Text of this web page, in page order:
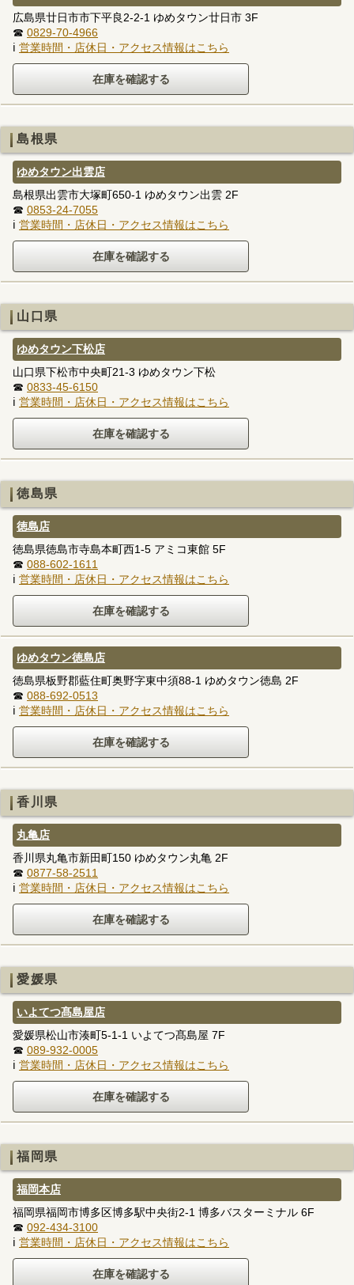
広島県廿日市市下平良2-2-1 ゆめタウン廿日市 3F
☎ 0829-70-4966
ℹ 営業時間・店休日・アクセス情報はこちら
島根県
ゆめタウン出雲店
島根県出雲市大塚町650-1 ゆめタウン出雲 2F
☎ 0853-24-7055
ℹ 営業時間・店休日・アクセス情報はこちら
山口県
ゆめタウン下松店
山口県下松市中央町21-3 ゆめタウン下松
☎ 0833-45-6150
ℹ 営業時間・店休日・アクセス情報はこちら
徳島県
徳島店
徳島県徳島市寺島本町西1-5 アミコ東館 5F
☎ 088-602-1611
ℹ 営業時間・店休日・アクセス情報はこちら
ゆめタウン徳島店
徳島県板野郡藍住町奥野字東中須88-1 ゆめタウン徳島 2F
☎ 088-692-0513
ℹ 営業時間・店休日・アクセス情報はこちら
香川県
丸亀店
香川県丸亀市新田町150 ゆめタウン丸亀 2F
☎ 0877-58-2511
ℹ 営業時間・店休日・アクセス情報はこちら
愛媛県
いよてつ髙島屋店
愛媛県松山市湊町5-1-1 いよてつ髙島屋 7F
☎ 089-932-0005
ℹ 営業時間・店休日・アクセス情報はこちら
福岡県
福岡本店
福岡県福岡市博多区博多駅中央街2-1 博多バスターミナル 6F
☎ 092-434-3100
ℹ 営業時間・店休日・アクセス情報はこちら